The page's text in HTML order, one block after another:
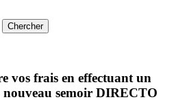
vos frais en effectuant un
nouveau semoir DIRECTO